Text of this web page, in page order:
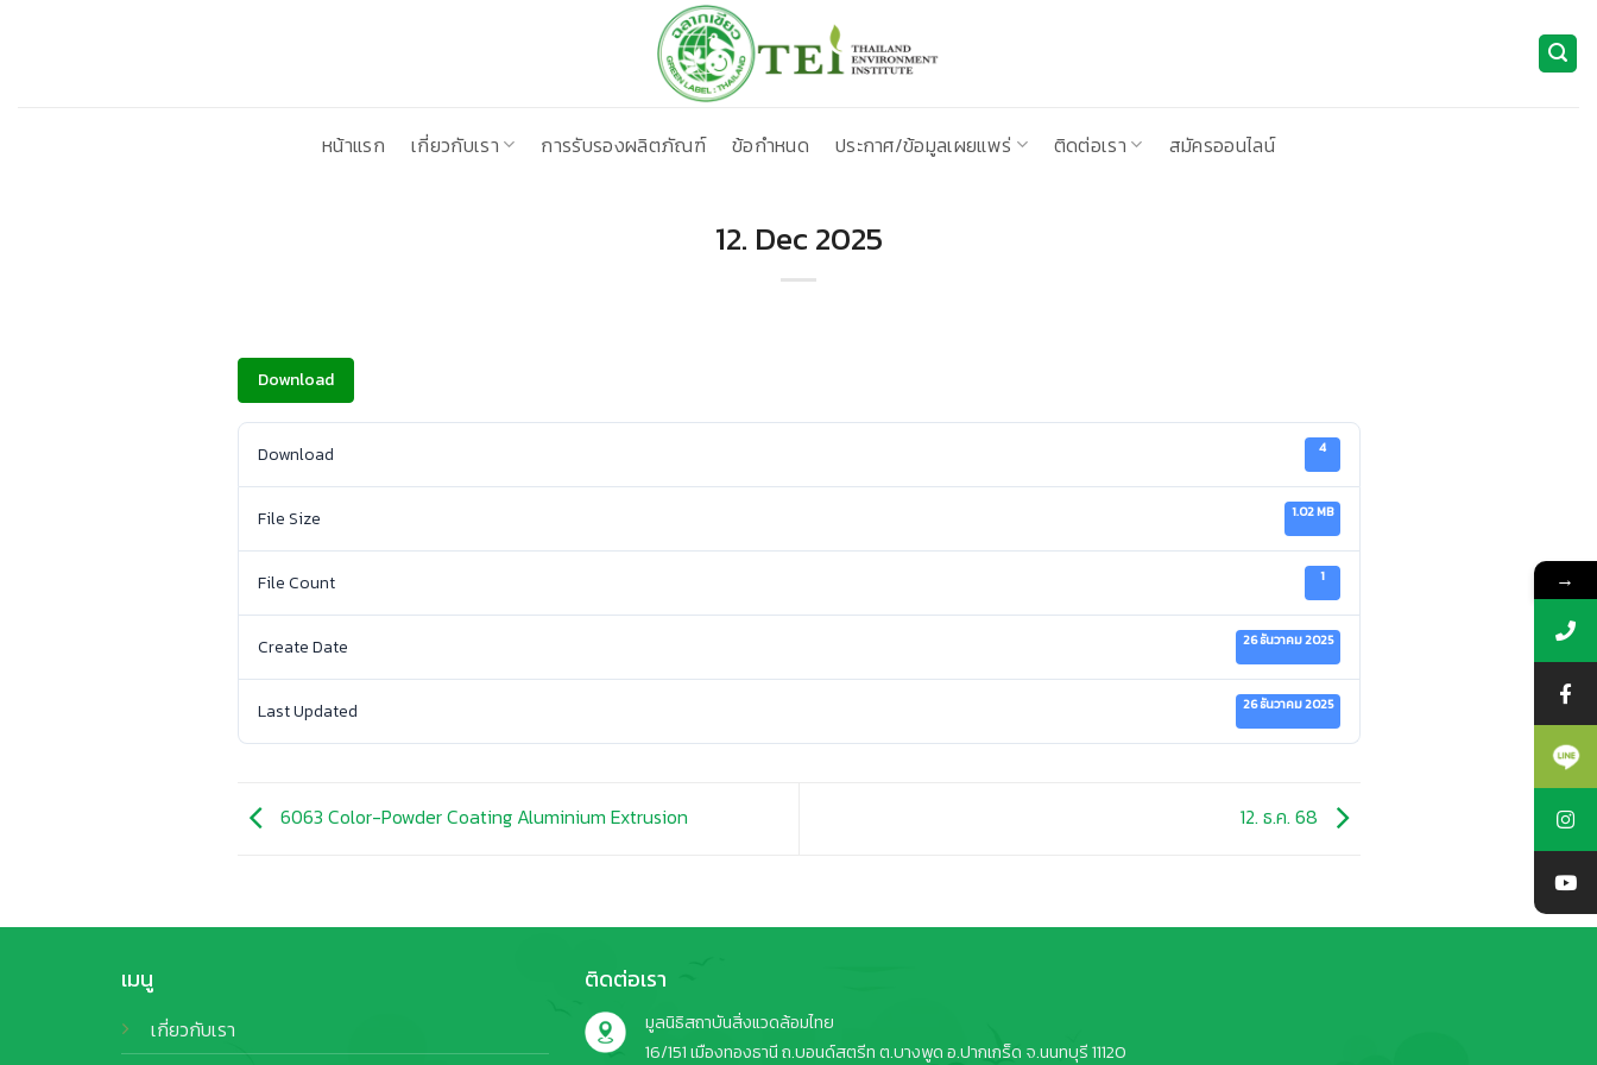
หน้าแรก
เกี่ยวกับเรา การรับรองผลิตภัณฑ์ ข้อกำหนด ประกาศ/ข้อมูลเผยแพร่ ติดต่อเรา สมัครออนไลน์
12. Dec 2025
Download
Download 4
File Size 1.02 MB
File Count 1
Create Date 26 ธันวาคม 2025
Last Updated 26 ธันวาคม 2025
6063 Color-Powder Coating Aluminium Extrusion 12. ธ.ค. 68
เมนู
เกี่ยวกับเรา
ติดต่อเรา
มูลนิธิสถาบันสิ่งแวดล้อมไทย
16/151 เมืองทองธานี ถ.บอนด์สตรีท ต.บางพูด อ.ปากเกร็ด จ.นนทบุรี 11120
→